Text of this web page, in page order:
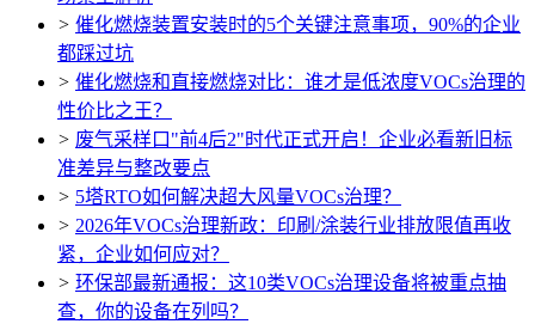
> 催化燃烧装置安装时的5个关键注意事项，90%的企业
都踩过坑
> 催化燃烧和直接燃烧对比：谁才是低浓度VOCs治理的
性价比之王？
> 废气采样口"前4后2"时代正式开启！企业必看新旧标
准差异与整改要点
> 5塔RTO如何解决超大风量VOCs治理？
> 2026年VOCs治理新政：印刷/涂装行业排放限值再收
紧，企业如何应对？
> 环保部最新通报：这10类VOCs治理设备将被重点抽
查，你的设备在列吗？